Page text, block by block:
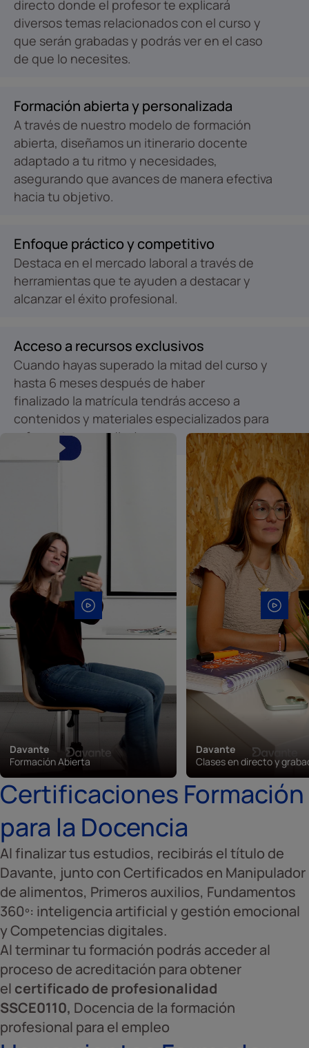
directo donde el profesor te explicará
diversos temas relacionados con el curso y
que serán grabadas y podrás ver en el caso
de que lo necesites.
Formación abierta y personalizada
A través de nuestro modelo de formación
abierta, diseñamos un itinerario docente
adaptado a tu ritmo y necesidades,
asegurando que avances de manera efectiva
hacia tu objetivo.
Enfoque práctico y competitivo
Destaca en el mercado laboral a través de
herramientas que te ayuden a destacar y
alcanzar el éxito profesional.
Acceso a recursos exclusivos
Cuando hayas superado la mitad del curso y
hasta 6 meses después de haber
finalizado la matrícula tendrás acceso a
contenidos y materiales especializados para
reforzar tu aprendizaje.
Davante
Formación Abierta
Davante
Clases en directo y
Certificaciones Formación
para la Docencia
Al finalizar tus estudios, recibirás el título de
Davante, junto con Certificados en Manipulador
de alimentos, Primeros auxilios, Fundamentos
360º: inteligencia artificial y gestión emocional
y Competencias digitales.
Al terminar tu formación podrás acceder al
proceso de acreditación para obtener
el certificado de profesionalidad
SSCE0110, Docencia de la formación
profesional para el empleo